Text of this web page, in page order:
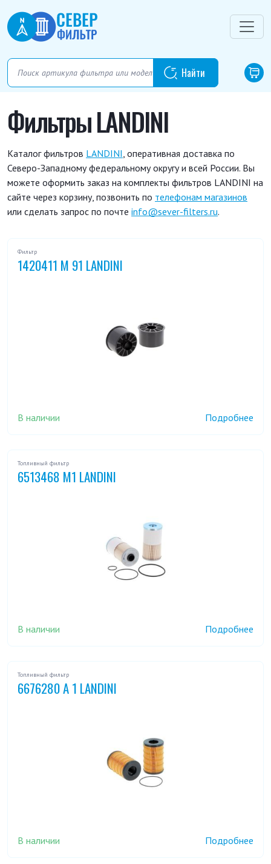
Фильтры LANDINI
Каталог фильтров LANDINI, оперативная доставка по
Северо-Западному федеральному округу и всей России. Вы
можете оформить заказ на комплекты фильтров LANDINI на
сайте через корзину, позвонить по телефонам магазинов
или сделать запрос по почте info@sever-filters.ru.
Фильтр
1420411 M 91 LANDINI
В наличии Подробнее
Топливный фильтр
6513468 M1 LANDINI
В наличии Подробнее
Топливный фильтр
6676280 A 1 LANDINI
В наличии Подробнее